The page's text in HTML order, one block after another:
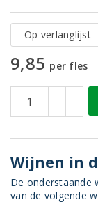
Op verlanglijst
9,85 per fles
Wijnen in
De onderstaande
van de volgende